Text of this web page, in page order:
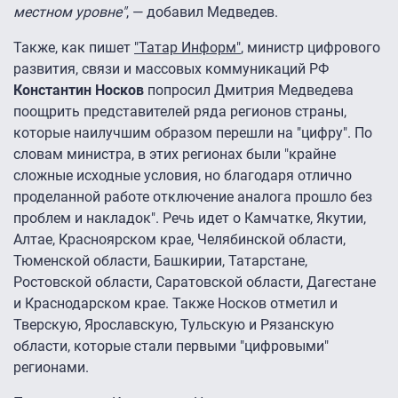
местном уровне", — добавил Медведев.
Также, как пишет "Татар Информ", министр цифрового
развития, связи и массовых коммуникаций РФ
Константин Носков попросил Дмитрия Медведева
поощрить представителей ряда регионов страны,
которые наилучшим образом перешли на "цифру". По
словам министра, в этих регионах были "крайне
сложные исходные условия, но благодаря отлично
проделанной работе отключение аналога прошло без
проблем и накладок". Речь идет о Камчатке, Якутии,
Алтае, Красноярском крае, Челябинской области,
Тюменской области, Башкирии, Татарстане,
Ростовской области, Саратовской области, Дагестане
и Краснодарском крае. Также Носков отметил и
Тверскую, Ярославскую, Тульскую и Рязанскую
области, которые стали первыми "цифровыми"
регионами.